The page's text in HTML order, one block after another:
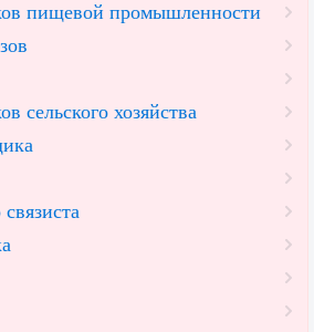
пищевой промышленности
сельского хозяйства